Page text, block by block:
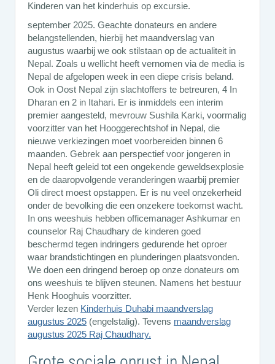
Kinderen van het kinderhuis op excursie.
september 2025. Geachte donateurs en andere
belangstellenden, hierbij het maandverslag van
augustus waarbij we ook stilstaan op de actualiteit in
Nepal. Zoals u wellicht heeft vernomen via de media is
Nepal de afgelopen week in een diepe crisis beland.
Ook in Oost Nepal zijn slachtoffers te betreuren, 4 In
Dharan en 2 in Itahari. Er is inmiddels een interim
premier aangesteld, mevrouw Sushila Karki, voormalig
voorzitter van het Hooggerechtshof in Nepal, die
nieuwe verkiezingen moet voorbereiden binnen 6
maanden. Gebrek aan perspectief voor jongeren in
Nepal heeft geleid tot een ongekende geweldsexplosie
en de daaropvolgende veranderingen waarbij premier
Oli direct moest opstappen. Er is nu veel onzekerheid
onder de bevolking die een onzekere toekomst wacht.
In ons weeshuis hebben officemanager Ashkumar en
counselor Raj Chaudhary de kinderen goed
beschermd tegen indringers gedurende het oproer
waar brandstichtingen en plunderingen plaatsvonden.
We doen een dringend beroep op onze donateurs om
ons weeshuis te blijven steunen. Namens het bestuur
Henk Hooghuis voorzitter.
Verder lezen Kinderhuis Duhabi maandverslag
augustus 2025 (engelstalig). Tevens maandverslag
augustus 2025 Raj Chaudhary.